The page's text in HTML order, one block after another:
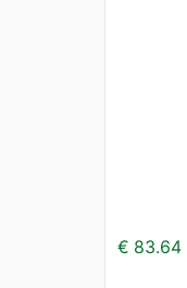
€ 83.64